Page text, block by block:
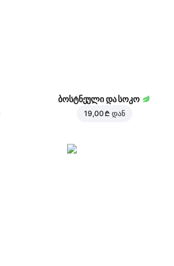
ბოსტნეული და სოკო
19,00 ₾ დან